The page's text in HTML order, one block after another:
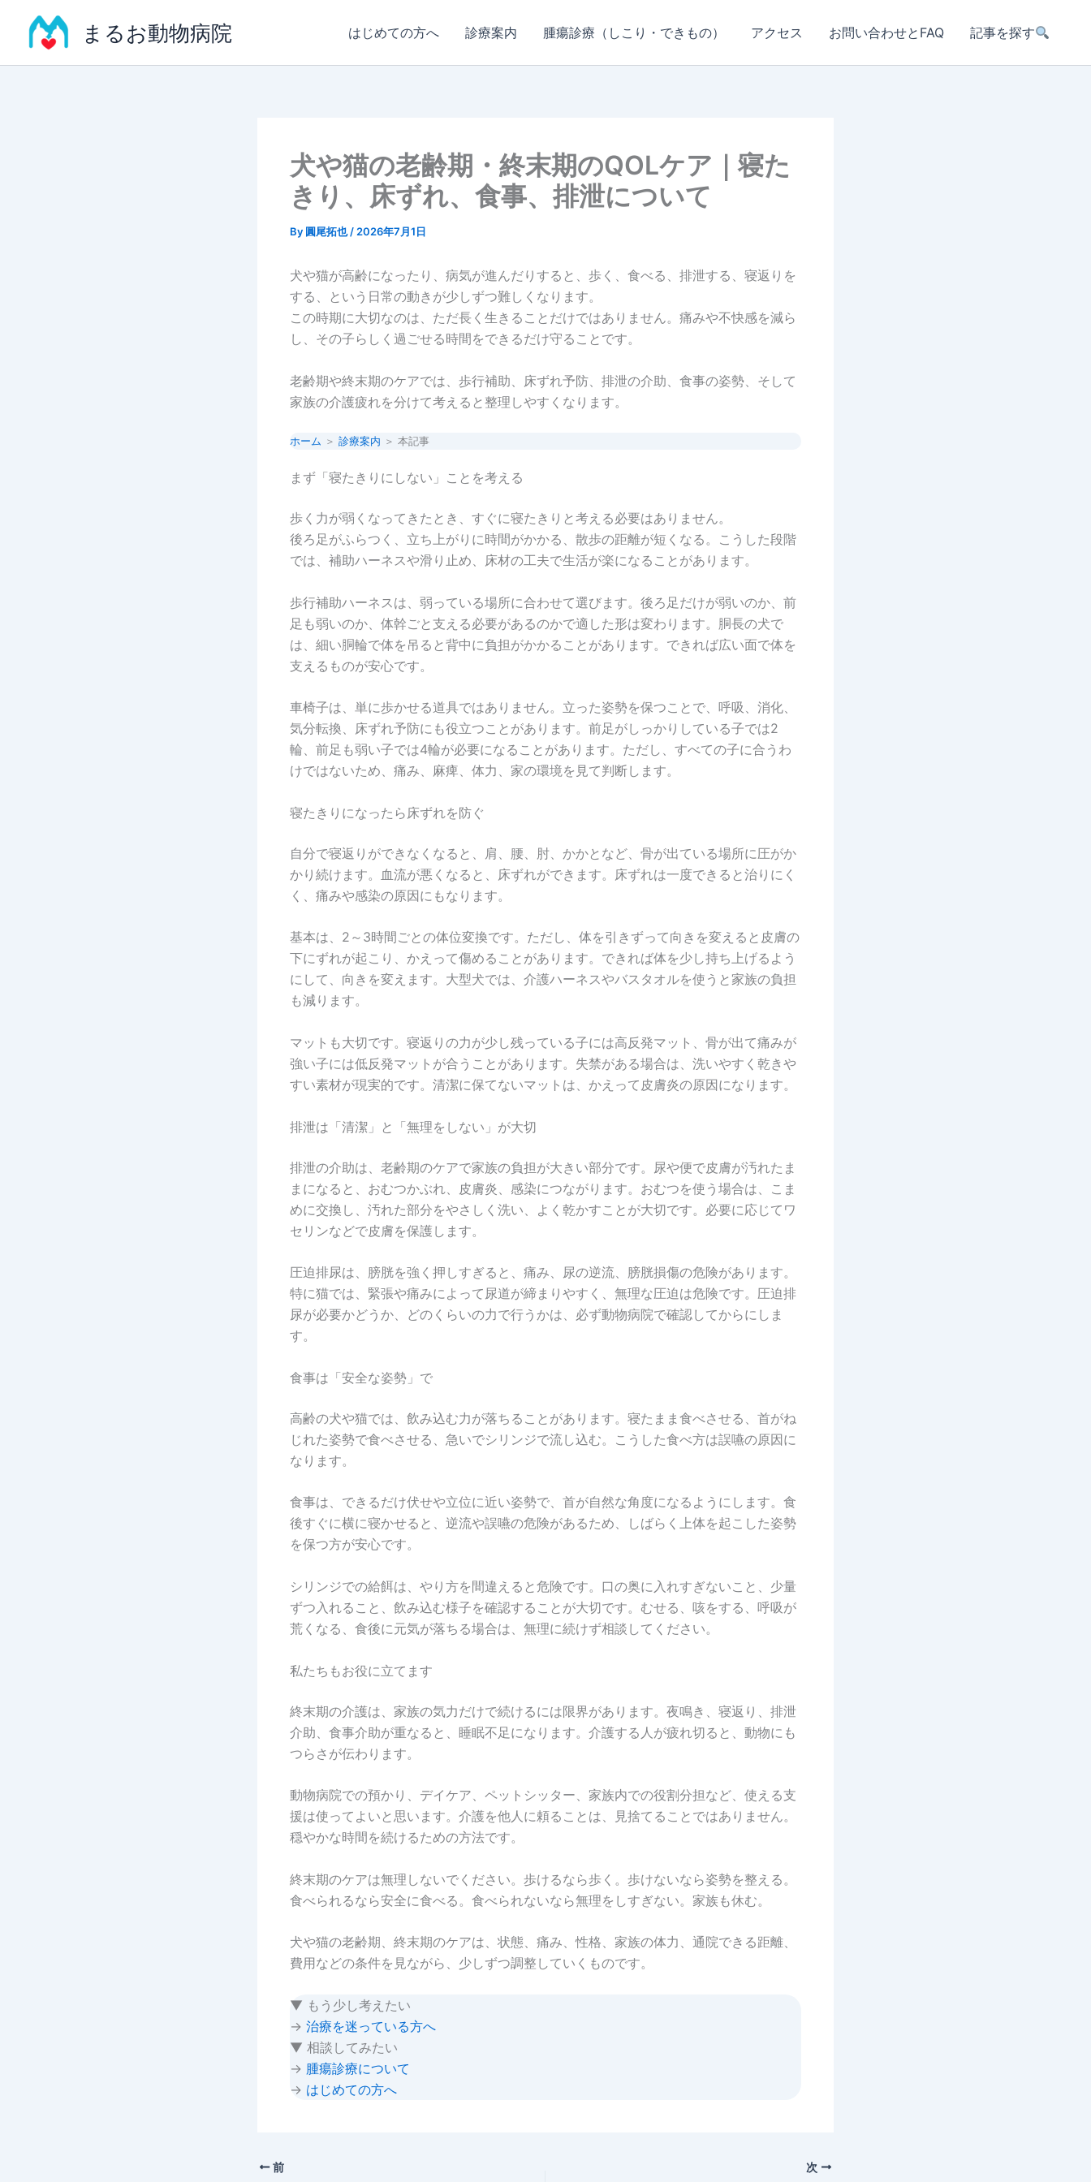
まるお動物病院 はじめての方へ 診療案内 腫瘍診療（しこり・できもの） アクセス お問い合わせとFAQ 記事を探す
犬や猫の老齢期・終末期のQOLケア｜寝た
きり、床ずれ、食事、排泄について
By 圓尾拓也/ 2026年7月1日
犬や猫が高齢になったり、病気が進んだりすると、歩く、食べる、排泄する、寝返りを
する、という日常の動きが少しずつ難しくなります。
この時期に大切なのは、ただ長く生きることだけではありません。痛みや不快感を減ら
し、その子らしく過ごせる時間をできるだけ守ることです。
老齢期や終末期のケアでは、歩行補助、床ずれ予防、排泄の介助、食事の姿勢、そして
家族の介護疲れを分けて考えると整理しやすくなります。
ホーム ＞ 診療案内 ＞ 本記事
まず「寝たきりにしない」ことを考える
歩く力が弱くなってきたとき、すぐに寝たきりと考える必要はありません。
後ろ足がふらつく、立ち上がりに時間がかかる、散歩の距離が短くなる。こうした段階
では、補助ハーネスや滑り止め、床材の工夫で生活が楽になることがあります。
歩行補助ハーネスは、弱っている場所に合わせて選びます。後ろ足だけが弱いのか、前
足も弱いのか、体幹ごと支える必要があるのかで適した形は変わります。胴長の犬で
は、細い胴輪で体を吊ると背中に負担がかかることがあります。できれば広い面で体を
支えるものが安心です。
車椅子は、単に歩かせる道具ではありません。立った姿勢を保つことで、呼吸、消化、
気分転換、床ずれ予防にも役立つことがあります。前足がしっかりしている子では2
輪、前足も弱い子では4輪が必要になることがあります。ただし、すべての子に合うわ
けではないため、痛み、麻痺、体力、家の環境を見て判断します。
寝たきりになったら床ずれを防ぐ
自分で寝返りができなくなると、肩、腰、肘、かかとなど、骨が出ている場所に圧がか
かり続けます。血流が悪くなると、床ずれができます。床ずれは一度できると治りにく
く、痛みや感染の原因にもなります。
基本は、2～3時間ごとの体位変換です。ただし、体を引きずって向きを変えると皮膚の
下にずれが起こり、かえって傷めることがあります。できれば体を少し持ち上げるよう
にして、向きを変えます。大型犬では、介護ハーネスやバスタオルを使うと家族の負担
も減ります。
マットも大切です。寝返りの力が少し残っている子には高反発マット、骨が出て痛みが
強い子には低反発マットが合うことがあります。失禁がある場合は、洗いやすく乾きや
すい素材が現実的です。清潔に保てないマットは、かえって皮膚炎の原因になります。
排泄は「清潔」と「無理をしない」が大切
排泄の介助は、老齢期のケアで家族の負担が大きい部分です。尿や便で皮膚が汚れたま
まになると、おむつかぶれ、皮膚炎、感染につながります。おむつを使う場合は、こま
めに交換し、汚れた部分をやさしく洗い、よく乾かすことが大切です。必要に応じてワ
セリンなどで皮膚を保護します。
圧迫排尿は、膀胱を強く押しすぎると、痛み、尿の逆流、膀胱損傷の危険があります。
特に猫では、緊張や痛みによって尿道が締まりやすく、無理な圧迫は危険です。圧迫排
尿が必要かどうか、どのくらいの力で行うかは、必ず動物病院で確認してからにしま
す。
食事は「安全な姿勢」で
高齢の犬や猫では、飲み込む力が落ちることがあります。寝たまま食べさせる、首がね
じれた姿勢で食べさせる、急いでシリンジで流し込む。こうした食べ方は誤嚥の原因に
なります。
食事は、できるだけ伏せや立位に近い姿勢で、首が自然な角度になるようにします。食
後すぐに横に寝かせると、逆流や誤嚥の危険があるため、しばらく上体を起こした姿勢
を保つ方が安心です。
シリンジでの給餌は、やり方を間違えると危険です。口の奥に入れすぎないこと、少量
ずつ入れること、飲み込む様子を確認することが大切です。むせる、咳をする、呼吸が
荒くなる、食後に元気が落ちる場合は、無理に続けず相談してください。
私たちもお役に立てます
終末期の介護は、家族の気力だけで続けるには限界があります。夜鳴き、寝返り、排泄
介助、食事介助が重なると、睡眠不足になります。介護する人が疲れ切ると、動物にも
つらさが伝わります。
動物病院での預かり、デイケア、ペットシッター、家族内での役割分担など、使える支
援は使ってよいと思います。介護を他人に頼ることは、見捨てることではありません。
穏やかな時間を続けるための方法です。
終末期のケアは無理しないでください。歩けるなら歩く。歩けないなら姿勢を整える。
食べられるなら安全に食べる。食べられないなら無理をしすぎない。家族も休む。
犬や猫の老齢期、終末期のケアは、状態、痛み、性格、家族の体力、通院できる距離、
費用などの条件を見ながら、少しずつ調整していくものです。
▼ もう少し考えたい
→ 治療を迷っている方へ
▼ 相談してみたい
→ 腫瘍診療について
→ はじめての方へ
前 次